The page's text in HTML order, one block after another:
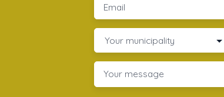
Email
Your municipality
Your message